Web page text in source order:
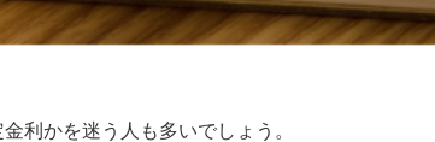
利かを迷う人も多いでしょう。